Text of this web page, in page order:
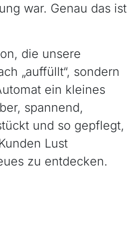
war. Genau das ist
die unsere
„auffüllt“, sondern
ein kleines
spannend,
und so gepflegt,
Lust
zu entdecken.